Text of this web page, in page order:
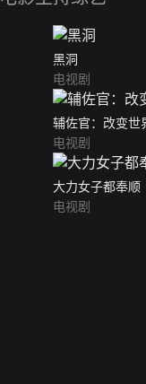
黑洞
电视剧
辅佐官：改变世
电视剧
大力女子都奉顺
电视剧